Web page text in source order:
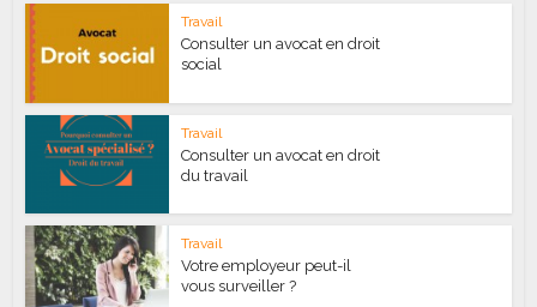
Travail
Consulter un avocat en droit
social
Travail
Consulter un avocat en droit
du travail
Travail
Votre employeur peut-il
vous surveiller ?